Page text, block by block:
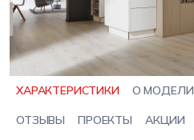
ХАРАКТЕРИСТИКИ О МОДЕЛИ
ОТЗЫВЫ ПРОЕКТЫ АКЦИИ